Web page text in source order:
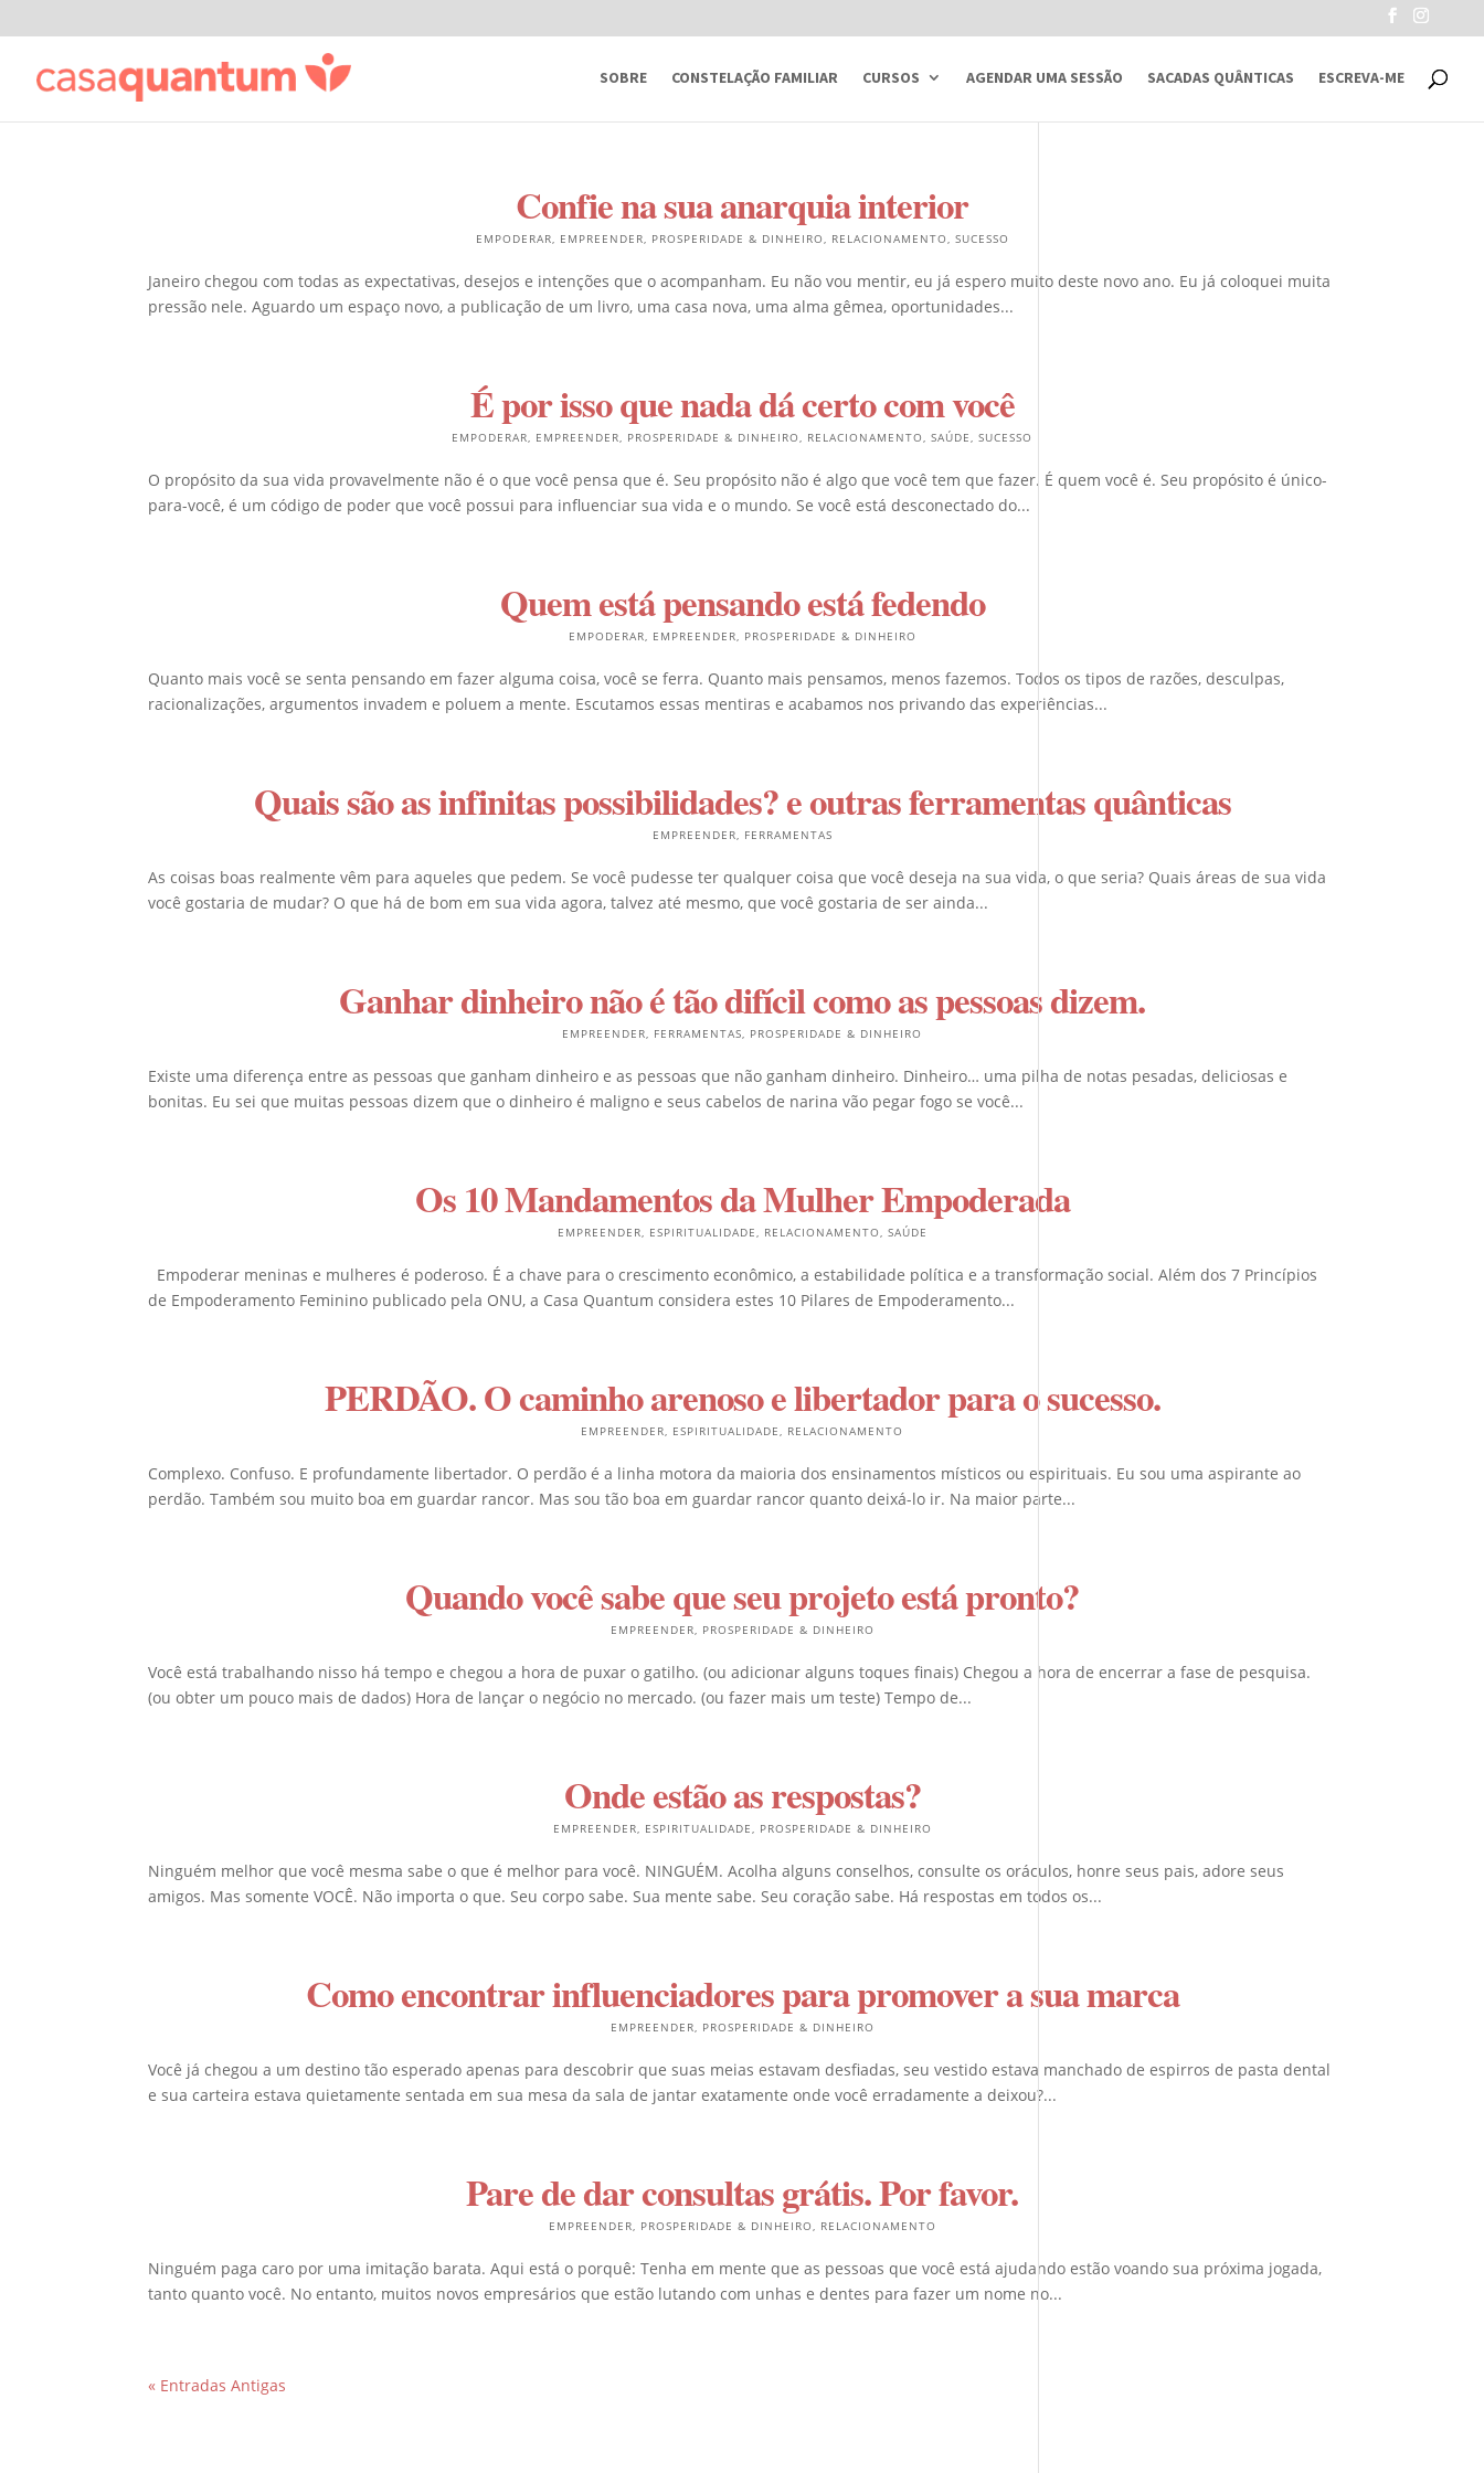
SOBRE CONSTELAÇÃO FAMILIAR CURSOS AGENDAR UMA SESSÃO SACADAS QUÂNTICAS ESCREVA-ME
Confie na sua anarquia interior
EMPODERAR, EMPREENDER, PROSPERIDADE & DINHEIRO, RELACIONAMENTO, SUCESSO
Janeiro chegou com todas as expectativas, desejos e intenções que o acompanham. Eu não vou mentir, eu já espero muito deste novo ano. Eu já coloquei muita
pressão nele. Aguardo um espaço novo, a publicação de um livro, uma casa nova, uma alma gêmea, oportunidades...
É por isso que nada dá certo com você
EMPODERAR, EMPREENDER, PROSPERIDADE & DINHEIRO, RELACIONAMENTO, SAÚDE, SUCESSO
O propósito da sua vida provavelmente não é o que você pensa que é. Seu propósito não é algo que você tem que fazer. É quem você é. Seu propósito é único-
para-você, é um código de poder que você possui para influenciar sua vida e o mundo. Se você está desconectado do...
Quem está pensando está fedendo
EMPODERAR, EMPREENDER, PROSPERIDADE & DINHEIRO
Quanto mais você se senta pensando em fazer alguma coisa, você se ferra. Quanto mais pensamos, menos fazemos. Todos os tipos de razões, desculpas,
racionalizações, argumentos invadem e poluem a mente. Escutamos essas mentiras e acabamos nos privando das experiências...
Quais são as infinitas possibilidades? e outras ferramentas quânticas
EMPREENDER, FERRAMENTAS
As coisas boas realmente vêm para aqueles que pedem. Se você pudesse ter qualquer coisa que você deseja na sua vida, o que seria? Quais áreas de sua vida
você gostaria de mudar? O que há de bom em sua vida agora, talvez até mesmo, que você gostaria de ser ainda...
Ganhar dinheiro não é tão difícil como as pessoas dizem.
EMPREENDER, FERRAMENTAS, PROSPERIDADE & DINHEIRO
Existe uma diferença entre as pessoas que ganham dinheiro e as pessoas que não ganham dinheiro. Dinheiro… uma pilha de notas pesadas, deliciosas e
bonitas. Eu sei que muitas pessoas dizem que o dinheiro é maligno e seus cabelos de narina vão pegar fogo se você...
Os 10 Mandamentos da Mulher Empoderada
EMPREENDER, ESPIRITUALIDADE, RELACIONAMENTO, SAÚDE
Empoderar meninas e mulheres é poderoso. É a chave para o crescimento econômico, a estabilidade política e a transformação social. Além dos 7 Princípios
de Empoderamento Feminino publicado pela ONU, a Casa Quantum considera estes 10 Pilares de Empoderamento...
PERDÃO. O caminho arenoso e libertador para o sucesso.
EMPREENDER, ESPIRITUALIDADE, RELACIONAMENTO
Complexo. Confuso. E profundamente libertador. O perdão é a linha motora da maioria dos ensinamentos místicos ou espirituais. Eu sou uma aspirante ao
perdão. Também sou muito boa em guardar rancor. Mas sou tão boa em guardar rancor quanto deixá-lo ir. Na maior parte...
Quando você sabe que seu projeto está pronto?
EMPREENDER, PROSPERIDADE & DINHEIRO
Você está trabalhando nisso há tempo e chegou a hora de puxar o gatilho. (ou adicionar alguns toques finais) Chegou a hora de encerrar a fase de pesquisa.
(ou obter um pouco mais de dados) Hora de lançar o negócio no mercado. (ou fazer mais um teste) Tempo de...
Onde estão as respostas?
EMPREENDER, ESPIRITUALIDADE, PROSPERIDADE & DINHEIRO
Ninguém melhor que você mesma sabe o que é melhor para você. NINGUÉM. Acolha alguns conselhos, consulte os oráculos, honre seus pais, adore seus
amigos. Mas somente VOCÊ. Não importa o que. Seu corpo sabe. Sua mente sabe. Seu coração sabe. Há respostas em todos os...
Como encontrar influenciadores para promover a sua marca
EMPREENDER, PROSPERIDADE & DINHEIRO
Você já chegou a um destino tão esperado apenas para descobrir que suas meias estavam desfiadas, seu vestido estava manchado de espirros de pasta dental
e sua carteira estava quietamente sentada em sua mesa da sala de jantar exatamente onde você erradamente a deixou?...
Pare de dar consultas grátis. Por favor.
EMPREENDER, PROSPERIDADE & DINHEIRO, RELACIONAMENTO
Ninguém paga caro por uma imitação barata. Aqui está o porquê: Tenha em mente que as pessoas que você está ajudando estão voando sua próxima jogada,
tanto quanto você. No entanto, muitos novos empresários que estão lutando com unhas e dentes para fazer um nome no...
« Entradas Antigas